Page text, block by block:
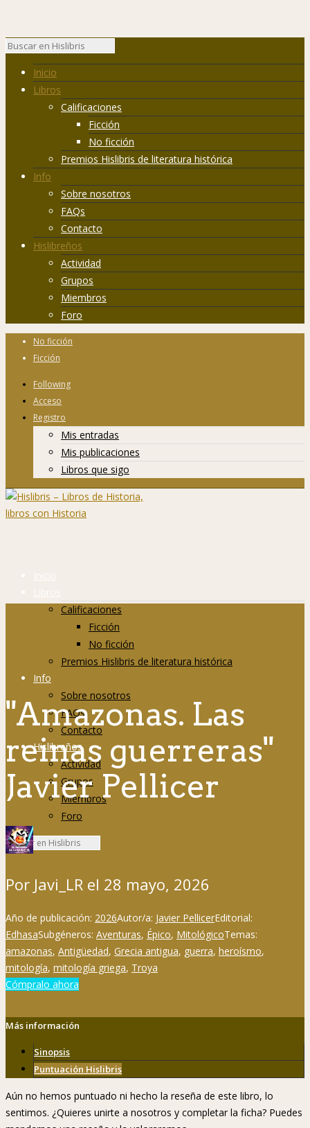
Inicio
Libros
Calificaciones
Ficción
No ficción
Premios Hislibris de literatura histórica
Info
Sobre nosotros
FAQs
Contacto
Hislibreños
Actividad
Grupos
Miembros
Foro
No ficción
Ficción
Following
Acceso
Registro
Mis entradas
Mis publicaciones
Libros que sigo
Inicio
Libros
Calificaciones
Ficción
No ficción
Premios Hislibris de literatura histórica
Info
Sobre nosotros
FAQs
Contacto
Hislibreños
Actividad
Grupos
Miembros
Foro
"Amazonas. Las
reinas guerreras"
Javier Pellicer
Por Javi_LR el 28 mayo, 2026
Año de publicación: 2026Autor/a: Javier PellicerEditorial:
EdhasaSubgéneros: Aventuras, Épico, MitológicoTemas:
amazonas, Antigüedad, Grecia antigua, guerra, heroísmo,
mitología, mitología griega, Troya
Cómpralo ahora
Más información
Sinopsis
Puntuación Hislibris
Aún no hemos puntuado ni hecho la reseña de este libro, lo
sentimos. ¿Quieres unirte a nosotros y completar la ficha? Puedes